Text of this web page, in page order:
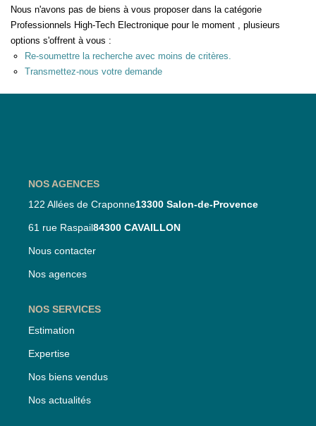
NOS AGENCES
Qui Sommes-Nous
Notre Équipe
Nous n'avons pas de biens à vous proposer dans la catégorie
Professionnels High-Tech Electronique pour le moment , plusieurs
options s'offrent à vous :
Re-soumettre la recherche avec moins de critères.
Transmettez-nous votre demande
NOS AGENCES
122 Allées de Craponne13300 Salon-de-Provence
61 rue Raspail84300 CAVAILLON
Nous contacter
Nos agences
NOS SERVICES
Estimation
Expertise
Nos biens vendus
Nos actualités